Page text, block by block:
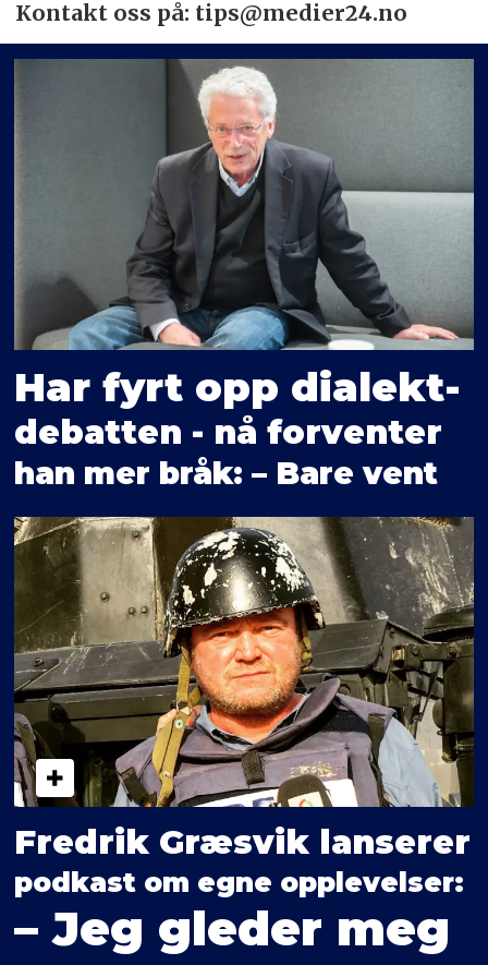
Kontakt oss på: tips@medier24.no
Har fyrt opp dialekt-
debatten - nå forventer
han mer bråk: – Bare vent
Fredrik Græsvik lanserer
podkast om egne opplevelser:
– Jeg gleder meg